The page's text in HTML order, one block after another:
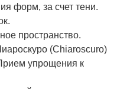
форм, за счет тени.
пространство.
(Chiaroscuro)
упрощения к